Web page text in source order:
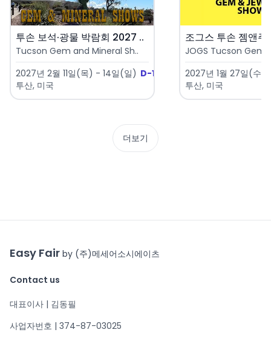
투손 보석·광물 박람회 2027 ..
Tucson Gem and Mineral Sh..
2027년 2월 11일(목) - 14일(일) D-185
투산, 미국
JOGS Tucson Gem
2027년 1월 27일(수
투산, 미국
더보기
Easy Fair by (주)메세어소시에이츠
Contact us
대표이사 | 김동필
사업자번호 | 374-87-03025